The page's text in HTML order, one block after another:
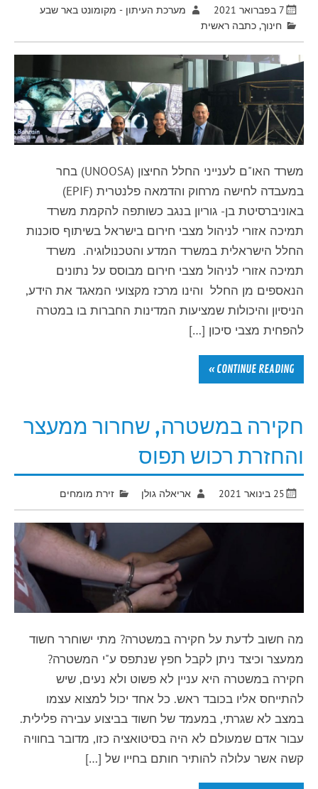
7 בפברואר 2021
מערכת העיתון - מקומונט באר שבע
חינוך,כתבה ראשית
משרד האו"ם לענייני החלל החיצון (UNOOSA) בחר
במעבדה לחישה מרחוק והדמאה פלנטרית (EPIF)
באוניברסיטת בן- גוריון בנגב כשותפה להקמת משרד
תמיכה אזורי לניהול מצבי חירום בישראל בשיתוף סוכנות
החלל הישראלית במשרד המדע והטכנולוגיה. משרד
תמיכה אזורי לניהול מצבי חירום מבוסס על נתונים
הנאספים מן החלל והינו מרכז מקצועי המאגד את הידע,
הניסיון והיכולות שמציעות המדינות החברות בו במטרה
להפחית מצבי סיכון […]
CONTINUE READING »
חקירה במשטרה, שחרור ממעצר
והחזרת רכוש תפוס
25 בינואר 2021 אריאלה גולן זירת מומחים
מה חשוב לדעת על חקירה במשטרה? מתי ישוחרר חשוד
ממעצר וכיצד ניתן לקבל חפץ שנתפס ע"י המשטרה?
חקירה במשטרה היא עניין לא פשוט ולא נעים, שיש
להתייחס אליו בכובד ראש. כל אחד יכול למצוא עצמו
במצב לא שגרתי, במעמד של חשוד בביצוע עבירה פלילית.
עבור אדם שמעולם לא היה בסיטואציה כזו, מדובר בחוויה
קשה אשר עלולה להותיר חותם בחייו של […]